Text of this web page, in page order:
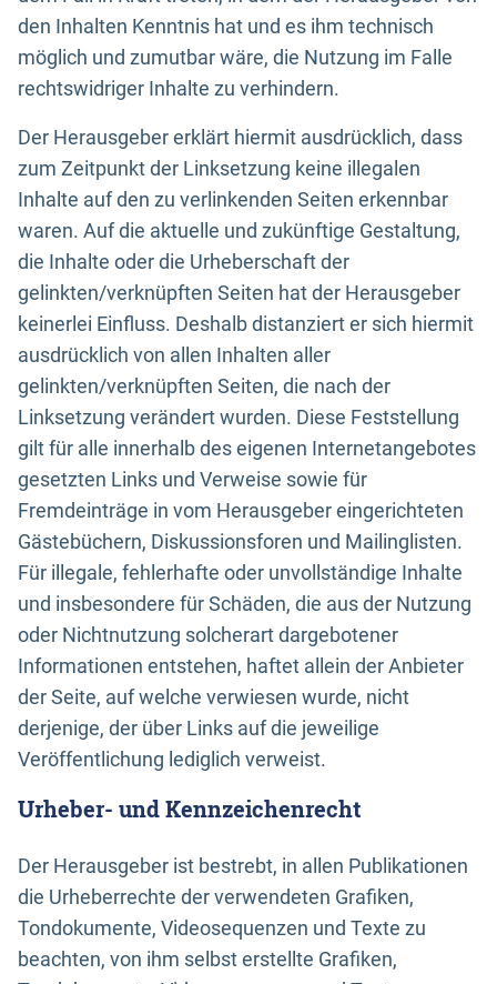
den Inhalten Kenntnis hat und es ihm technisch
möglich und zumutbar wäre, die Nutzung im Falle
rechtswidriger Inhalte zu verhindern.
Der Herausgeber erklärt hiermit ausdrücklich, dass
zum Zeitpunkt der Linksetzung keine illegalen
Inhalte auf den zu verlinkenden Seiten erkennbar
waren. Auf die aktuelle und zukünftige Gestaltung,
die Inhalte oder die Urheberschaft der
gelinkten/verknüpften Seiten hat der Herausgeber
keinerlei Einfluss. Deshalb distanziert er sich hiermit
ausdrücklich von allen Inhalten aller
gelinkten/verknüpften Seiten, die nach der
Linksetzung verändert wurden. Diese Feststellung
gilt für alle innerhalb des eigenen Internetangebotes
gesetzten Links und Verweise sowie für
Fremdeinträge in vom Herausgeber eingerichteten
Gästebüchern, Diskussionsforen und Mailinglisten.
Für illegale, fehlerhafte oder unvollständige Inhalte
und insbesondere für Schäden, die aus der Nutzung
oder Nichtnutzung solcherart dargebotener
Informationen entstehen, haftet allein der Anbieter
der Seite, auf welche verwiesen wurde, nicht
derjenige, der über Links auf die jeweilige
Veröffentlichung lediglich verweist.
Urheber- und Kennzeichenrecht
Der Herausgeber ist bestrebt, in allen Publikationen
die Urheberrechte der verwendeten Grafiken,
Tondokumente, Videosequenzen und Texte zu
beachten, von ihm selbst erstellte Grafiken,